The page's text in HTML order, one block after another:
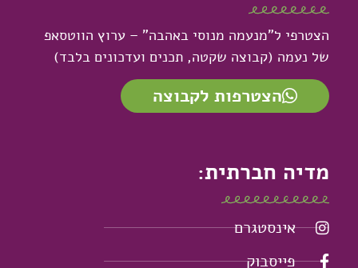
הצטרפי ל"מנעמה מנוסי באהבה" – ערוץ הווטסאפ
של נעמה (קבוצה שקטה, תכנים ועדכונים בלבד)
הצטרפות לקבוצה
מדיה חברתית:
אינסטגרם
פייסבוק